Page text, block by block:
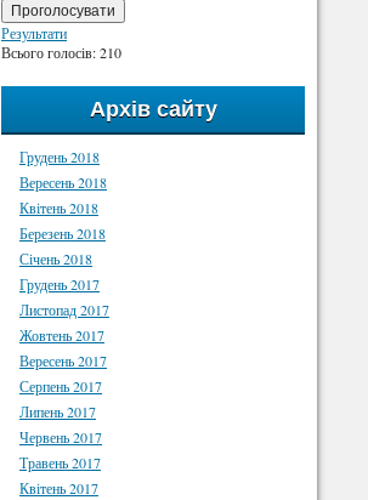
Проголосувати
Результати
Всього голосів: 210
Архів сайту
Грудень 2018
Вересень 2018
Квітень 2018
Березень 2018
Січень 2018
Грудень 2017
Листопад 2017
Жовтень 2017
Вересень 2017
Серпень 2017
Липень 2017
Червень 2017
Травень 2017
Квітень 2017